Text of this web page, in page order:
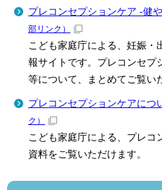
プレコンセプションケア -健
部リンク）
こども家庭庁による、妊娠・
報サイトです。プレコンセプ
等について、まとめてご覧い
プレコンセプションケアにつ
ク）
こども家庭庁による、プレコ
資料をご覧いただけます。